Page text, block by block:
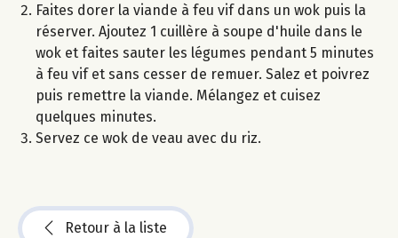
Faites dorer la viande à feu vif dans un wok puis la
réserver. Ajoutez 1 cuillère à soupe d'huile dans le
wok et faites sauter les légumes pendant 5 minutes
à feu vif et sans cesser de remuer. Salez et poivrez
puis remettre la viande. Mélangez et cuisez
quelques minutes.
Servez ce wok de veau avec du riz.
Retour à la liste